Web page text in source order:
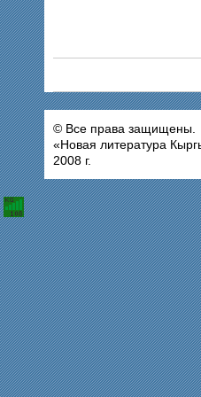
© Все права защищены.
«Новая литература
2008 г.